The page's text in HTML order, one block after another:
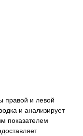
правой и левой
и анализирует
показателем